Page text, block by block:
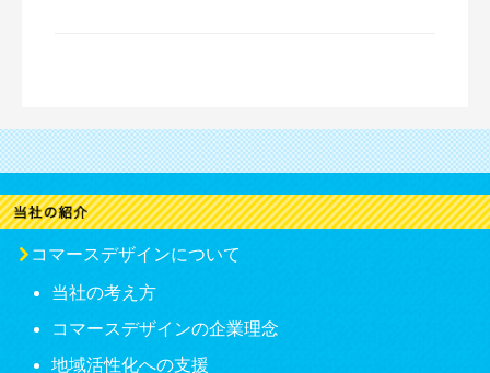
コマースデザインについて
当社の考え方
コマースデザインの企業理念
地域活性化への支援